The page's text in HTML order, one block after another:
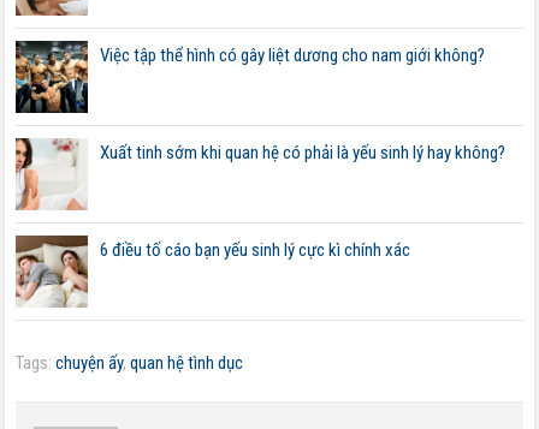
Việc tập thể hình có gây liệt dương cho nam giới không?
Xuất tinh sớm khi quan hệ có phải là yếu sinh lý hay không?
6 điều tố cáo bạn yếu sinh lý cực kì chính xác
Tags:chuyện ấy,quan hệ tình dục